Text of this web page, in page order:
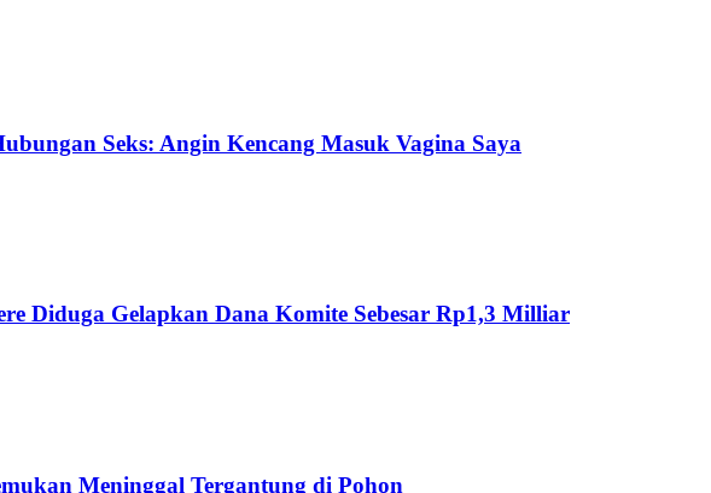
Seks: Angin Kencang Masuk Vagina Saya
Diduga Gelapkan Dana Komite Sebesar Rp1,3 Milliar
Meninggal Tergantung di Pohon